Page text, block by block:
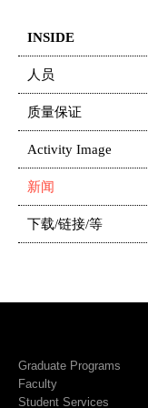
INSIDE
人员
质量保证
Activity Image
新闻
下载/链接/等
Graduate Programs
Faculty
Student Services